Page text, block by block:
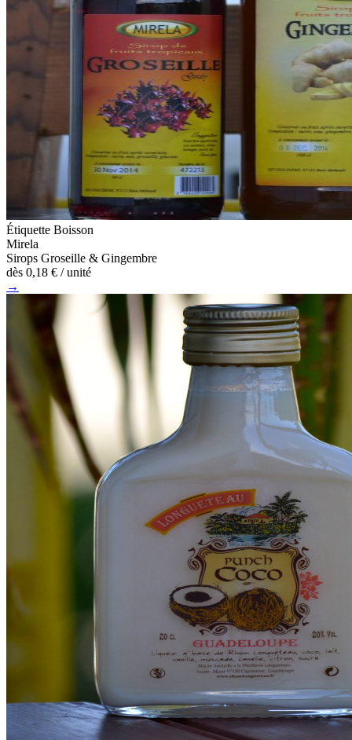
Étiquette Boisson
Mirela
Sirops Groseille & Gingembre
dès 0,18 € / unité
→